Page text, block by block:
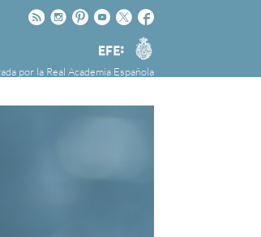
Facebook
Twitter
Youtube
Pinteres
Instagram
Rss
Agencia
EFE
por la Real Academia Española